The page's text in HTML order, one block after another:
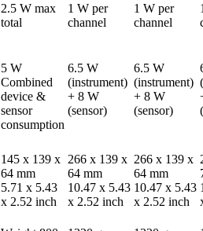
2.5 W max
total
1 W per
channel
1 W per
channel
5 W
Combined
device &
sensor
consumption
6.5 W
(instrument)
+ 8 W
(sensor)
6.5 W
(instrument)
+ 8 W
(sensor)
145 x 139 x
64 mm
5.71 x 5.43
x 2.52 inch
266 x 139 x
64 mm
10.47 x 5.43
x 2.52 inch
266 x 139 x
64 mm
10.47 x 5.43
x 2.52 inch